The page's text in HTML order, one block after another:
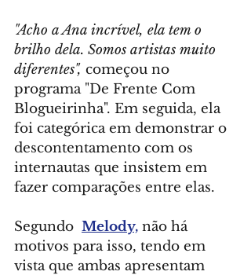
"Acho a Ana incrível, ela tem o
brilho dela. Somos artistas muito
diferentes", começou no
programa "De Frente Com
Blogueirinha". Em seguida, ela
foi categórica em demonstrar o
descontentamento com os
internautas que insistem em
fazer comparações entre elas.
Segundo Melody, não há
motivos para isso, tendo em
vista que ambas apresentam